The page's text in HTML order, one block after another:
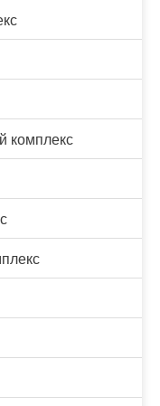
комплекс